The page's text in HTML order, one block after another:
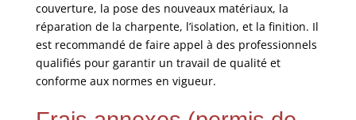
couverture, la pose des nouveaux matériaux, la
réparation de la charpente, l’isolation, et la finition. Il
est recommandé de faire appel à des professionnels
qualifiés pour garantir un travail de qualité et
conforme aux normes en vigueur.